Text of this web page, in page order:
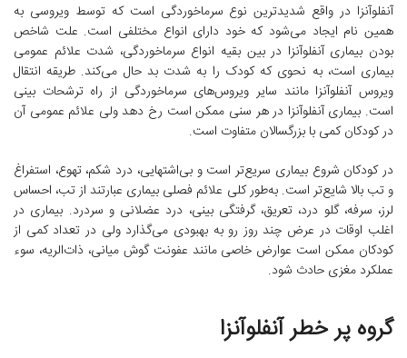
آنفلوآنزا در واقع شدیدترین نوع سرماخوردگی است که توسط ویروسی به
همین نام ایجاد می‌شود که خود دارای انواع مختلفی است. علت شاخص
بودن بیماری آنفلوآنزا در بین بقیه انواع سرماخوردگی، شدت علائم عمومی
بیماری است، به نحوی که کودک را به شدت بد حال می‌کند. طریقه انتقال
ویروس آنفلوآنزا مانند سایر ویروس‌های سرماخوردگی از راه ترشحات بینی
است. بیماری آنفلوآنزا در هر سنی ممکن است رخ دهد ولی علائم عمومی آن
در کودکان کمی با بزرگسالان متفاوت است.
در کودکان شروع بیماری سریع‌تر است و بی‌اشتهایی، درد شکم، تهوع، استفراغ
و تب بالا شایع‌تر است. به‌طور کلی علائم فصلی بیماری عبارتند از تب، احساس
لرز، سرفه، گلو درد، تعریق، گرفتگی بینی، درد عضلانی و سردرد. بیماری در
اغلب اوقات در عرض چند روز رو به بهبودی می‌گذارد ولی در تعداد کمی از
کودکان ممکن است عوارض خاصی مانند عفونت گوش میانی، ذات‌الریه، سوء
عملکرد مغزی حادث شود.
گروه پر خطر آنفلوآنزا